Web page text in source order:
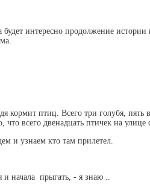
интересно продолжение
кормит птиц. Всего три голубя,
всего двенадцать птичек на улице
и узнаем кто там прилетел.
и начала прыгать, - я знаю ..